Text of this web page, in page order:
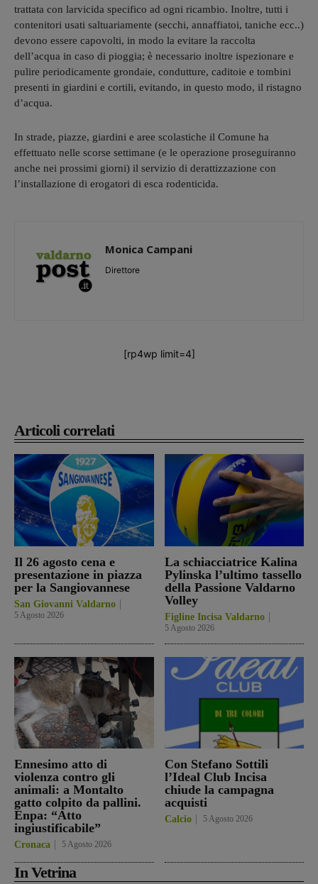
Articoli correlati
Il 26 agosto cena e
presentazione in piazza
per la Sangiovannese
San Giovanni Valdarno
5 Agosto 2026
La schiacciatrice Kalina
Pylinska l’ultimo tassello
della Passione Valdarno
Volley
Figline Incisa Valdarno
5 Agosto 2026
Ennesimo atto di
violenza contro gli
animali: a Montalto
gatto colpito da pallini.
Enpa: “Atto
ingiustificabile”
Cronaca 5 Agosto 2026
Con Stefano Sottili
l’Ideal Club Incisa
chiude la campagna
acquisti
Calcio 5 Agosto 2026
In Vetrina
trattata con larvicida specifico ad ogni ricambio. Inoltre, tutti i
contenitori usati saltuariamente (secchi, annaffiatoi, taniche ecc..)
devono essere capovolti, in modo la evitare la raccolta
dell’acqua in caso di pioggia; è necessario inoltre ispezionare e
pulire periodicamente grondaie, condutture, caditoie e tombini
presenti in giardini e cortili, evitando, in questo modo, il ristagno
d’acqua.
In strade, piazze, giardini e aree scolastiche il Comune ha
effettuato nelle scorse settimane (e le operazione proseguiranno
anche nei prossimi giorni) il servizio di derattizzazione con
l’installazione di erogatori di esca rodenticida.
Monica Campani
Direttore
[rp4wp limit=4]